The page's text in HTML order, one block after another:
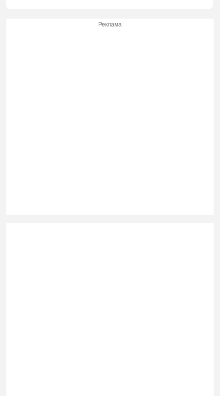
Реклама